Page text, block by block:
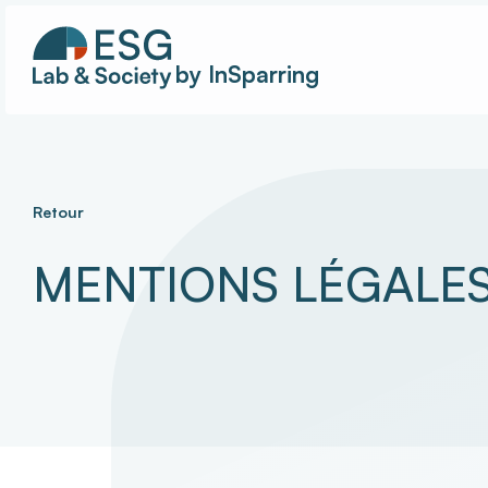
by InSparring
Retour
MENTIONS